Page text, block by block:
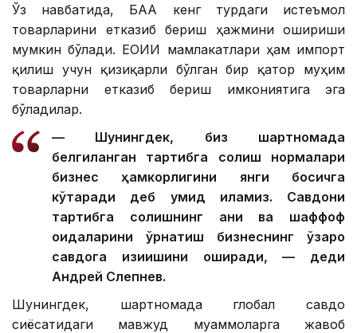
Ўз навбатида, БАА кенг турдаги истеъмол
товарларини етказиб бериш ҳажмини ошириши
мумкин бўлади. ЕОИИ мамлакатлари ҳам импорт
қилиш учун қизиқарли бўлган бир қатор муҳим
товарларни етказиб бериш имкониятига эга
бўладилар.
— Шунингдек, биз шартномада
белгиланган тартибга солиш нормалари
бизнес ҳамкорлигини янги босқичга
кўтаради деб умид қиламиз. Савдони
тартибга солишнинг аниқ ва шаффоф
қоидаларини ўрнатиш бизнеснинг ўзаро
савдога қизиқишини оширади, — деди
Андрей Слепнев.
Шунингдек, шартномада глобал савдо
сиёсатидаги мавжуд муаммоларга жавоб